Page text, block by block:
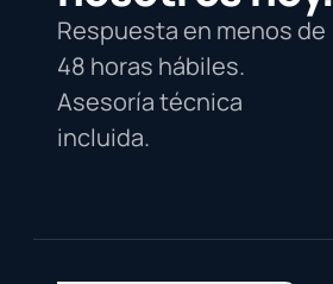
Respuesta en menos de
48 horas hábiles.
Asesoría técnica
incluida.